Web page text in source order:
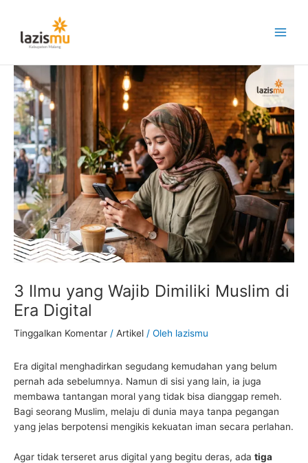
konten
3 Ilmu yang Wajib Dimiliki Muslim di
Era Digital
Tinggalkan Komentar / Artikel / Oleh lazismu
Era digital menghadirkan segudang kemudahan yang belum
pernah ada sebelumnya. Namun di sisi yang lain, ia juga
membawa tantangan moral yang tidak bisa dianggap remeh.
Bagi seorang Muslim, melaju di dunia maya tanpa pegangan
yang jelas berpotensi mengikis kekuatan iman secara perlahan.
Agar tidak terseret arus digital yang begitu deras, ada tiga